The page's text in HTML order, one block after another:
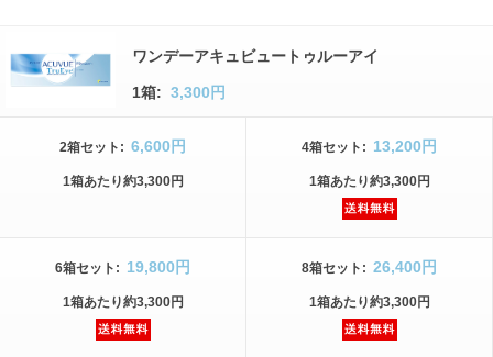
ワンデーアキュビュートゥルーアイ
1箱: 3,300円
2箱セット : 6,600円
1箱あたり約3,300円
4箱セット : 13,200円
1箱あたり約3,300円
6箱セット : 19,800円
1箱あたり約3,300円
8箱セット : 26,400円
1箱あたり約3,300円